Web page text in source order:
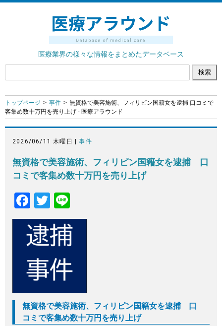
医療業界の様々な情報をまとめたデータベース
トップページ 事件
無資格で美容施術、フィリピン国籍女を逮捕 口コミで
客集め数十万円を売り上げ - 医療アラウンド
2026/06/11 木曜日 |事件
無資格で美容施術、フィリピン国籍女を逮捕 口
コミで客集め数十万円を売り上げ
F
a
c
e
b
o
o
k
T
wi
tt
er
n
e
無資格で美容施術、フィリピン国籍女を逮捕 口
コミで客集め数十万円を売り上げ